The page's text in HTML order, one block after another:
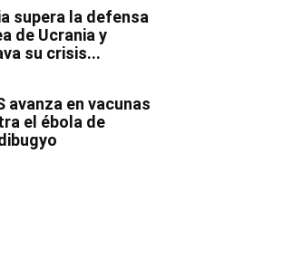
supera la defensa
de Ucrania y
su crisis...
avanza en vacunas
el ébola de